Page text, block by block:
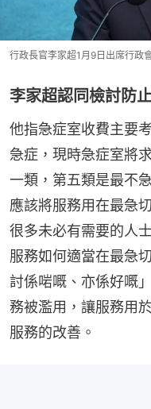
行政長官李家超1月9日出席行政
李家超認同檢討防
他指急症室收費主要
急症，現時急症室將
一類，第五類是最不
應該將服務用在最急
很多未必有需要的人
服務如何適當在最急
討係啱嘅、亦係好嘅
務被濫用，讓服務用
服務的改善。